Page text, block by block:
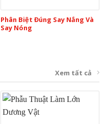
Phân Biệt Đúng Say Nắng Và
Say Nóng
Xem tất cả